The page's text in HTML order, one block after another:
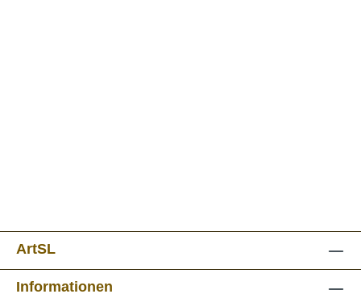
ArtSL
Informationen